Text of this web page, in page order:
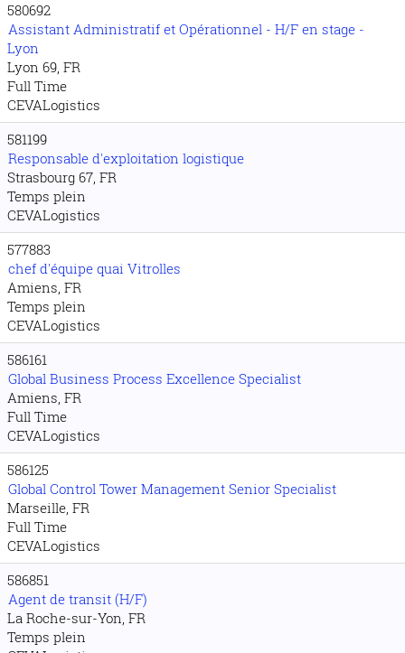
580692
Assistant Administratif et Opérationnel - H/F en stage -
Lyon
Lyon 69, FR
Full Time
CEVALogistics
581199
Responsable d'exploitation logistique
Strasbourg 67, FR
Temps plein
CEVALogistics
577883
chef d'équipe quai Vitrolles
Amiens, FR
Temps plein
CEVALogistics
586161
Global Business Process Excellence Specialist
Amiens, FR
Full Time
CEVALogistics
586125
Global Control Tower Management Senior Specialist
Marseille, FR
Full Time
CEVALogistics
586851
Agent de transit (H/F)
La Roche-sur-Yon, FR
Temps plein